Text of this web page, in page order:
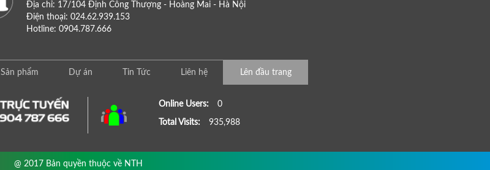
Địa chỉ: 17/104 Định Công Thượng - Hoàng Mai - Hà Nội
Điện thoại: 024.62.939.153
Hotline: 0904.787.666
Sản phẩm Dự án Tin Tức Liên hệ Lên đầu trang
Online Users: 0
Total Visits: 935,988
@ 2017 Bản quyền thuộc về NTH